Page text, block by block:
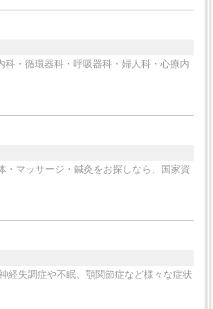
・循環器科・呼吸器科・婦人科・心療内
マッサージ・鍼灸をお探しなら、国家資
経失調症や不眠、顎関節症など様々な症状